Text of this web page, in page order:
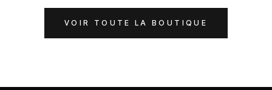
VOIR TOUTE LA BOUTIQUE